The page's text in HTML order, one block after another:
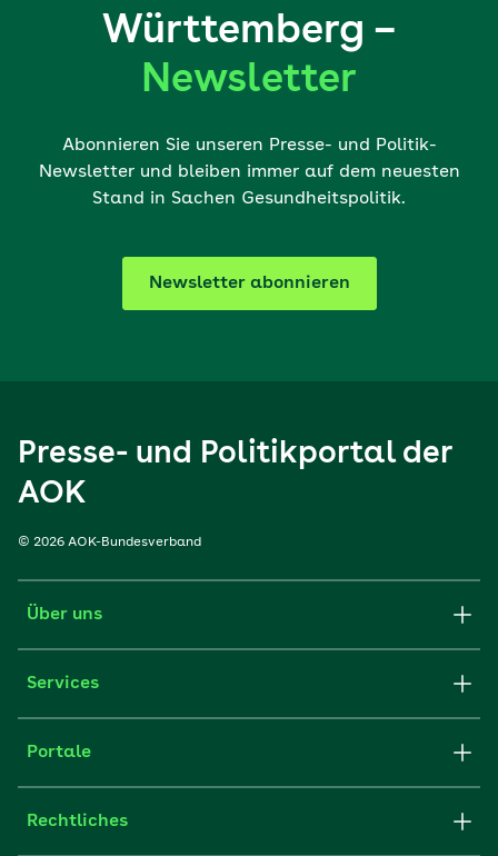
Württemberg –
Newsletter
Abonnieren Sie unseren Presse- und Politik-
Newsletter und bleiben immer auf dem neuesten
Stand in Sachen Gesundheitspolitik.
Newsletter abonnieren
Presse- und Politikportal der
AOK
© 2026 AOK-Bundesverband
Über uns
Services
Portale
Rechtliches